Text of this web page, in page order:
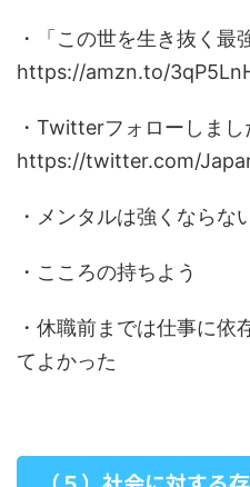
・「この世を生き抜く最
https://amzn.to/
・Twitterフォローしまし
https://twitter.com/
・メンタルは強くならな
・こころの持ちよう
・休職前までは仕事に依
てよかった